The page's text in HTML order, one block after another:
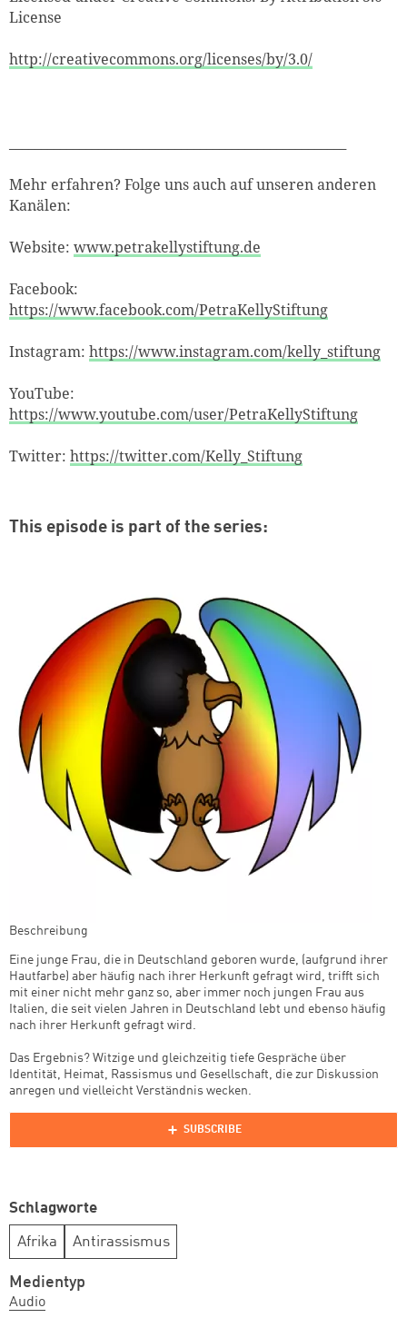
License
http://creativecommons.org/licenses/by/3.0/
Mehr erfahren? Folge uns auch auf unseren anderen
Kanälen:
Website: www.petrakellystiftung.de
Facebook:
https://www.facebook.com/PetraKellyStiftung
Instagram: https://www.instagram.com/kelly_stiftung
YouTube:
https://www.youtube.com/user/PetraKellyStiftung
Twitter: https://twitter.com/Kelly_Stiftung
This episode is part of the series:
Beschreibung
Eine junge Frau, die in Deutschland geboren wurde, (aufgrund ihrer
Hautfarbe) aber häufig nach ihrer Herkunft gefragt wird, trifft sich
mit einer nicht mehr ganz so, aber immer noch jungen Frau aus
Italien, die seit vielen Jahren in Deutschland lebt und ebenso häufig
nach ihrer Herkunft gefragt wird.
Das Ergebnis? Witzige und gleichzeitig tiefe Gespräche über
Identität, Heimat, Rassismus und Gesellschaft, die zur Diskussion
anregen und vielleicht Verständnis wecken.
Schlagworte
Afrika Antirassismus
Medientyp
Audio